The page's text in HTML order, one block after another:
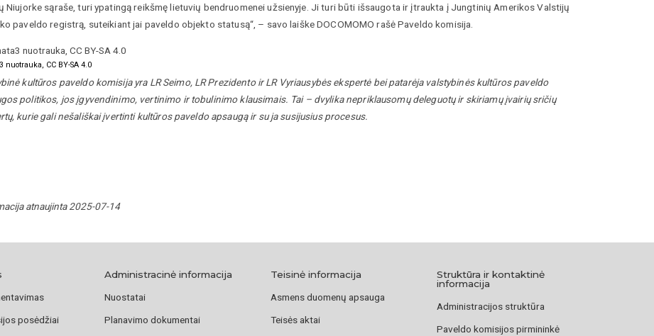
Niujorke sąraše, turi ypatingą reikšmę lietuvių bendruomenei užsienyje. Ji turi būti išsaugota ir įtraukta į Jungtinių Amerikos Valstijų
paveldo registrą, suteikiant jai paveldo objekto statusą“, – savo laiške DOCOMOMO rašė Paveldo komisija.
nuotrauka, CC BY-SA 4.0
kultūros paveldo komisija yra LR Seimo, LR Prezidento ir LR Vyriausybės ekspertė bei patarėja valstybinės kultūros paveldo
politikos, jos įgyvendinimo, vertinimo ir tobulinimo klausimais. Tai – dvylika nepriklausomų deleguotų ir skiriamų įvairių sričių
kurie gali nešališkai įvertinti kultūros paveldo apsaugą ir su ja susijusius procesus.
atnaujinta 2025-07-14
posėdžiai
Administracinė informacija
Nuostatai
Planavimo dokumentai
Teisinė informacija
Asmens duomenų apsauga
Teisės aktai
Struktūra ir kontaktinė
informacija
Administracijos struktūra
Paveldo komisijos pirmininkė